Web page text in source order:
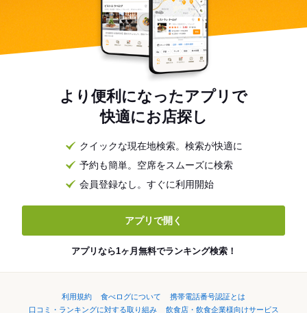
より便利になったアプリで
快適にお店探し
クイックな現在地検索。検索が快適に
予約も簡単。空席をスムーズに検索
会員登録なし。すぐに利用開始
アプリで開く
アプリなら1ヶ月無料でランキング検索！
利用規約 食べログについて
携帯電話番号認証とは
口コミ・ランキングに対する取り組み
飲食店・飲食企業様向けサービス